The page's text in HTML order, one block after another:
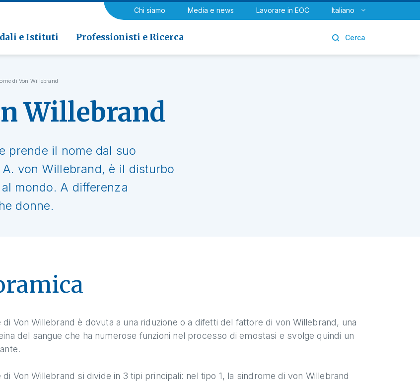
Chi siamo Media e news Lavorare in EOC Italiano
e Istituti Professionisti e Ricerca Cerca
Medicina riabilitativa
Neurologia e Neurochirurgia Urologia
EOC, Novaggio
di Von Willebrand
Willebrand
prende il nome dal suo
von Willebrand, è il disturbo
mondo. A differenza
donne.
di Von Willebrand è dovuta a una riduzione o a difetti del fattore di von Willebrand, una
del sangue che ha numerose funzioni nel processo di emostasi e svolge quindi un
di Von Willebrand si divide in 3 tipi principali: nel tipo 1, la sindrome di von Willebrand